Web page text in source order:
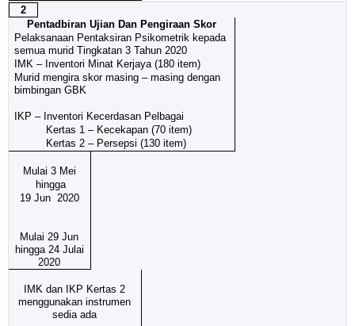
2
Pentadbiran Ujian Dan Pengiraan Skor
Pelaksanaan Pentaksiran Psikometrik kepada
semua murid Tingkatan 3 Tahun 2020
IMK – Inventori Minat Kerjaya (180 item)
Murid mengira skor masing – masing dengan
bimbingan GBK
IKP – Inventori Kecerdasan Pelbagai
Kertas 1 – Kecekapan (70 item)
Kertas 2 – Persepsi (130 item)
Mulai 3 Mei
hingga
19 Jun 2020
Mulai 29 Jun
hingga 24 Julai
2020
IMK dan IKP Kertas 2
menggunakan instrumen
sedia ada